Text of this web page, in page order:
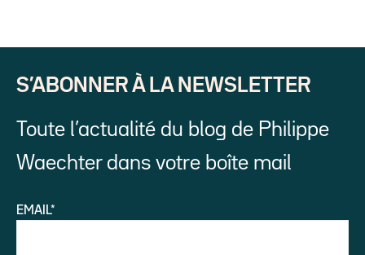
S’ABONNER À LA NEWSLETTER
Toute l’actualité du blog de Philippe
Waechter dans votre boîte mail
EMAIL*